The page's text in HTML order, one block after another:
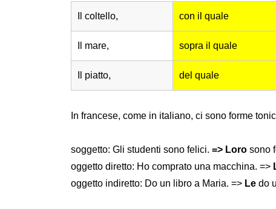
Il coltello, con il quale
Il mare, sopra il quale
Il piatto, del quale
In francese, come in italiano, ci sono forme
soggetto: Gli studenti sono felici. => Loro sono
oggetto diretto: Ho comprato una macchina. =>
oggetto indiretto: Do un libro a Maria. => Le do